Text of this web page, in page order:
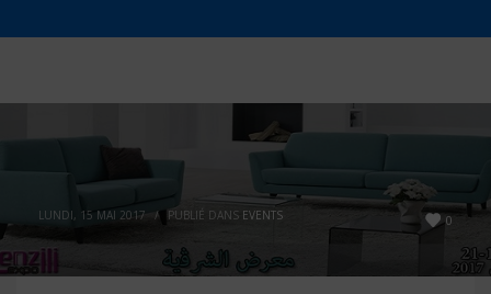
0
LUNDI, 15 MAI 2017 / PUBLIÉ DANS EVENTS